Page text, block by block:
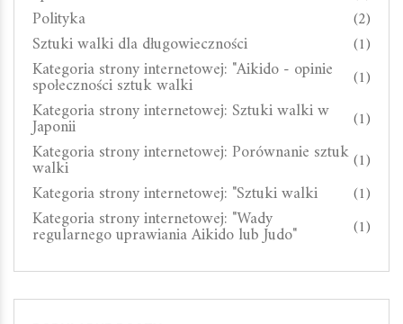
Polityka (2)
Sztuki walki dla długowieczności (1)
Kategoria strony internetowej: "Aikido - opinie
społeczności sztuk walki (1)
Kategoria strony internetowej: Sztuki walki w
Japonii (1)
Kategoria strony internetowej: Porównanie sztuk
walki (1)
Kategoria strony internetowej: "Sztuki walki (1)
Kategoria strony internetowej: "Wady
regularnego uprawiania Aikido lub Judo" (1)